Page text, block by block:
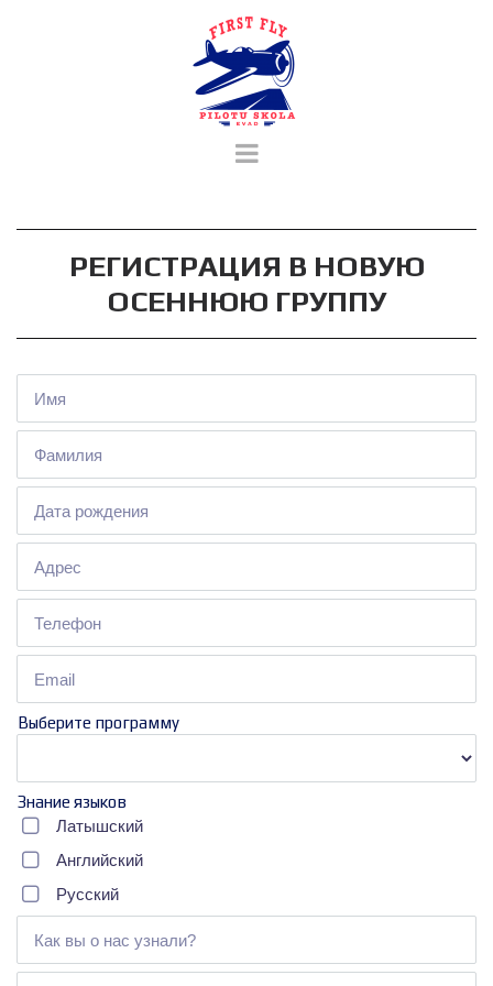
РЕГИСТРАЦИЯ В НОВУЮ
ОСЕННЮЮ ГРУППУ
Выберите программу
Знание языков
Латышский
Английский
Русский